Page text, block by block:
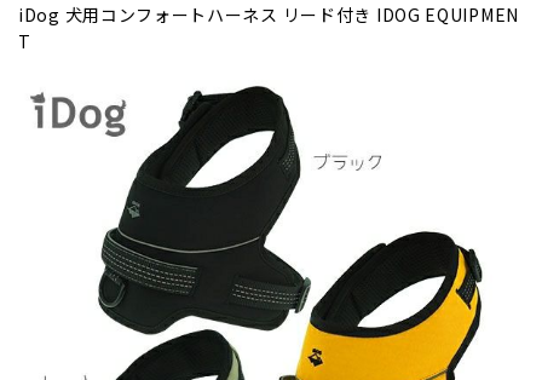
iDog 犬用コンフォートハーネス リード付き IDOG EQUIPMEN
T